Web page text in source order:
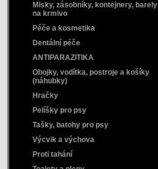
Misky, zásobníky, kontejnery, barely
na krmivo
Péče a kosmetika
Dentální péče
ANTIPARAZITIKA
Obojky, vodítka, postroje a košíky
(náhubky)
Hračky
Pelíšky pro psy
Tašky, batohy pro psy
Výcvik a výchova
Proti tahání